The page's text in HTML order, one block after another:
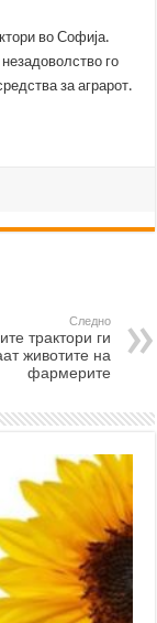
во Софија.
го
за аграрот.
Следно
трактори ги
животите на
фармерите